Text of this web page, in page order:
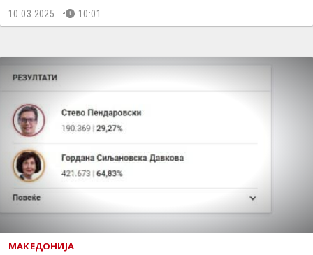
10.03.2025. 10:01
МАКЕДОНИЈА